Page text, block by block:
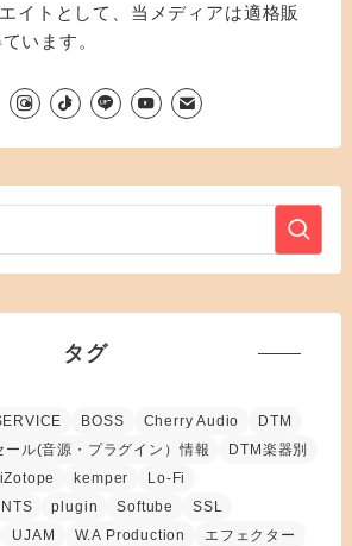
イトとして、当メディアは適格販
います。
タグ
BOSS Cherry Audio
DTM
ール(音源・プラグイン）情報
DTM楽器別
iZotope kemper
Lo-Fi
plugin Softube
SSL
UJAM W.A Production
エフェクター